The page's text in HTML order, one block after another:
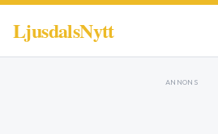
LjusdalsNytt
ANNONS